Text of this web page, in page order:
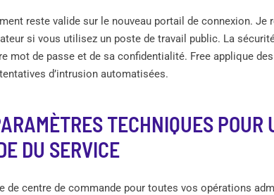
reste valide sur le nouveau portail de connexion. Je
si vous utilisez un poste de travail public. La
mot de passe et de sa confidentialité. Free applique
d’intrusion automatisées.
TECHNIQUES POUR
DU SERVICE
de centre de commande pour toutes vos opérations